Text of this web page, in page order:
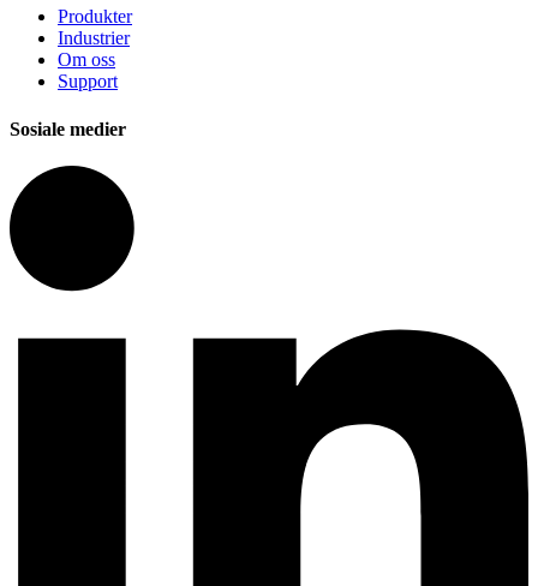
Produkter
Industrier
Om oss
Support
Sosiale medier